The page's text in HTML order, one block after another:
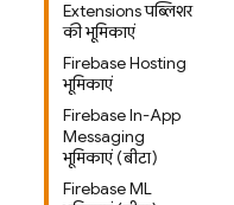
Extensions पब्लिशर
की भूमिकाएं
Firebase Hosting
भूमिकाएं
Firebase In-App
Messaging
भूमिकाएं (बीटा)
Firebase ML